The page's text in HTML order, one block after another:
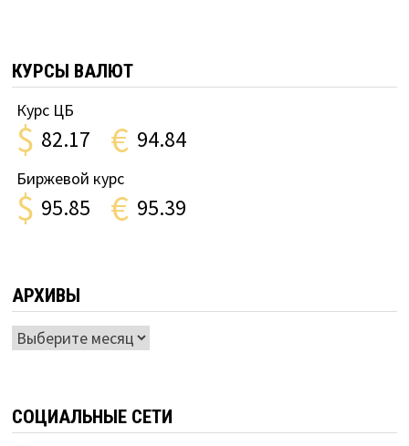
КУРСЫ ВАЛЮТ
Курс ЦБ
$ 82.17 € 94.84
Биржевой курс
$ 95.85 € 95.39
АРХИВЫ
Архивы
СОЦИАЛЬНЫЕ СЕТИ